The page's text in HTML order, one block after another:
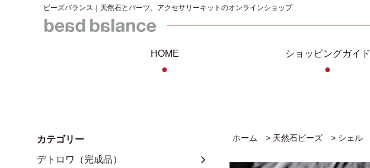
ビーズバランス｜天然石とパーツ、アクセサリーキットのオンラインショップ
HOME
●
ショッピングガイド
●
ホーム > 天然石ビーズ > シェル
カテゴリー
デトロワ（完成品）